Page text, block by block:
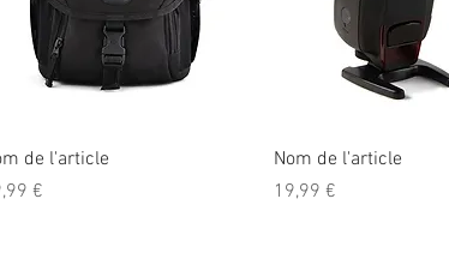
Aperçu rapide
de l'article
€
Aperçu rapide
Nom de l'article
Prix
19,99 €